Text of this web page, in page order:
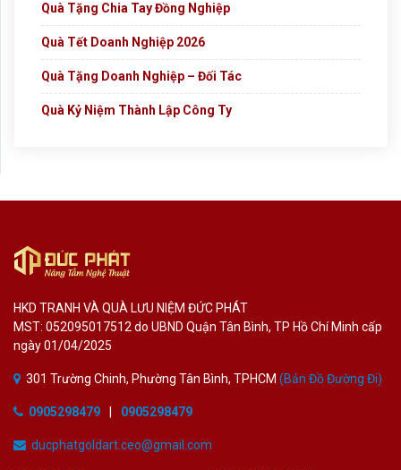
Quà Tặng Chia Tay Đồng Nghiệp
Quà Tết Doanh Nghiệp 2026
Quà Tặng Doanh Nghiệp – Đối Tác
Quà Kỷ Niệm Thành Lập Công Ty
HKD TRANH VÀ QUÀ LƯU NIỆM ĐỨC PHÁT
MST: 052095017512 do UBND Quận Tân Bình, TP Hồ Chí Minh cấp
ngày 01/04/2025
301 Trường Chinh, Phường Tân Bình, TPHCM (Bản Đồ Đường Đi)
0905298479 0905298479
ducphatgoldart.ceo@gmail.com